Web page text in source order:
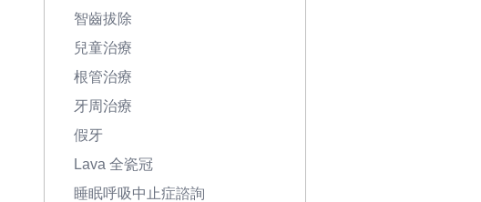
智齒拔除
兒童治療
根管治療
牙周治療
假牙
Lava 全瓷冠
睡眠呼吸中止症諮詢